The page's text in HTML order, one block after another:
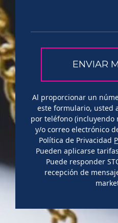
Al proporcionar un
este formulario, usted
por teléfono (incluyendo
y/o correo electrónico
Política de Privacidad
Pueden aplicarse
Puede responder
recepción de